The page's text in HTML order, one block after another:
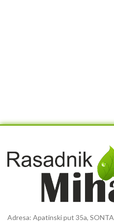
Adresa: Apatinski put 35a, SONTA